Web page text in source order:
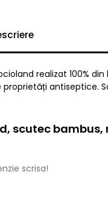
realizat 100%
antiseptice.
scutec
scrisa!